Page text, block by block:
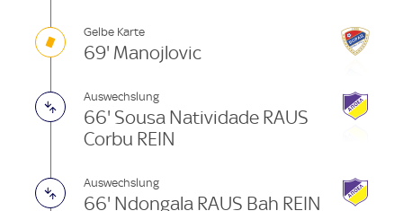
Gelbe Karte
69' Manojlovic
Auswechslung
66' Sousa Natividade RAUS
Corbu REIN
Auswechslung
66' Ndongala RAUS Bah REIN